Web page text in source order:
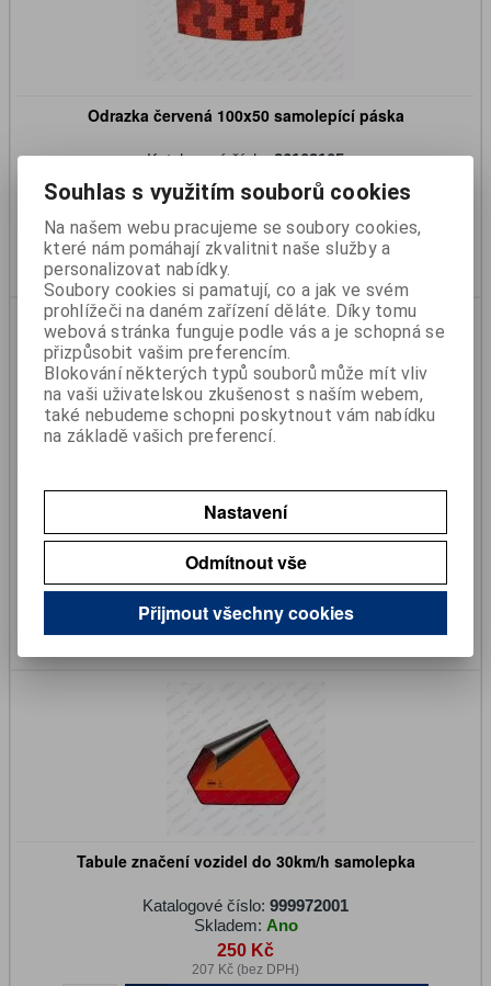
Odrazka červená 100x50 samolepící páska
Katalogové číslo:26103105
Skladem:
Ano
10 Kč
9 Kč (bez DPH)
Koupit
Odrazka červená trojúhelník bílý podklad
Katalogové číslo:26106003
Skladem:
Ano
38 Kč (bez DPH)
Koupit
Tabule značení vozidel do 30km/h samolepka
Katalogové číslo: 999972001
Skladem: Ano
250 Kč
207 Kč (bez DPH)
Souhlas s využitím souborů cookies
Na našem webu pracujeme se soubory cookies,
které nám pomáhají zkvalitnit naše služby a
personalizovat nabídky.
Soubory cookies si pamatují, co a jak ve svém
prohlížeči na daném zařízení děláte. Díky tomu
webová stránka funguje podle vás a je schopná se
přizpůsobit vašim preferencím.
Blokování některých typů souborů může mít vliv
na vaši uživatelskou zkušenost s naším webem,
také nebudeme schopni poskytnout vám nabídku
na základě vašich preferencí.
Nastavení
Odmítnout vše
Přijmout všechny cookies